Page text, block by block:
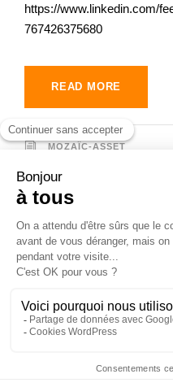
https://www.linkedin.com/
767426375680
READ MORE
MOZAÏC-ASSET
Right Reserved. -